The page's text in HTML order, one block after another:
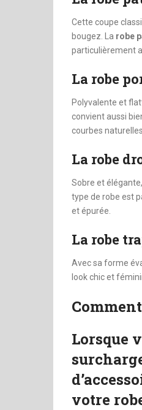
Cette coupe
bougez. La robe
particulièrement
La robe
Polyvalente et
convient aussi
courbes
La robe
Sobre et
type de robe est
et épurée.
La robe
Avec sa forme
look chic et
Lorsque
votre